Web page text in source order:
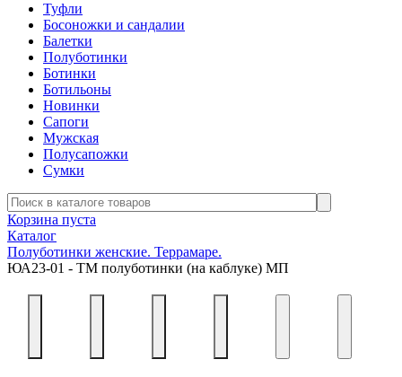
Туфли
Босоножки и сандалии
Балетки
Полуботинки
Ботинки
Ботильоны
Новинки
Сапоги
Мужская
Полусапожки
Сумки
Корзина пуста
Каталог
Полуботинки женские. Террамаре.
ЮА23-01 - ТМ полуботинки (на каблуке) МП